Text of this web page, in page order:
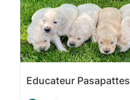
Educateur Pasapattes